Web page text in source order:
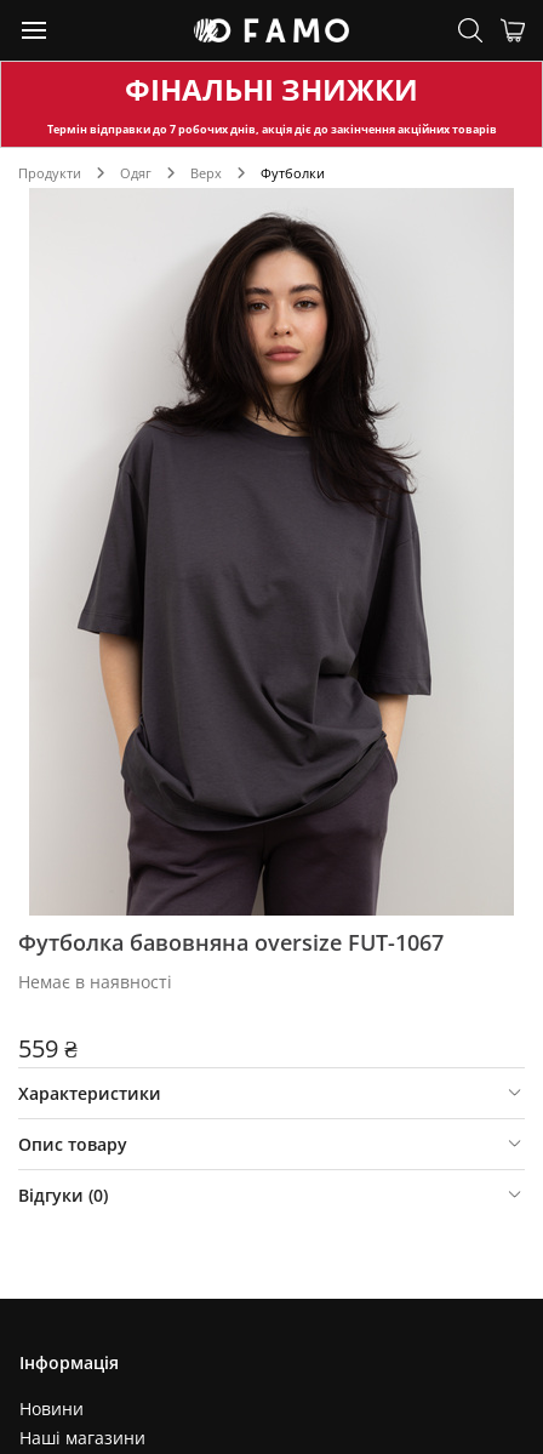
ФІНАЛЬНІ ЗНИЖКИ
Термін відправкидо 7 робочих днів, акція діє до закінчення акційних товарів
Продукти Одяг Верх Футболки
Футболка бавовняна oversize FUT-1067
Немає в наявності
559 ₴
Характеристики
Опис товару
Відгуки (0)
Інформація
Новини
Наші магазини